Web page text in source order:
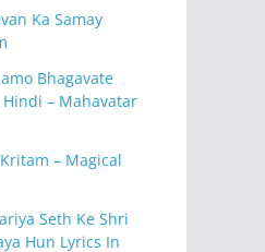
Ka Samay
Bhagavate
– Mahavatar
– Magical
Seth Ke Shri
Hun Lyrics In